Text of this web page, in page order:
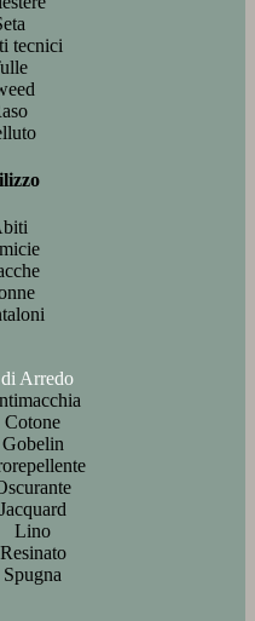
tecnici
Arredo
Cotone
Gobelin
Jacquard
Lino
Resinato
Spugna